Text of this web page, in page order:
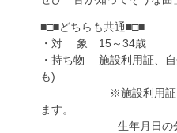
■□■どちらも共通■□■
・対 象 15～34歳
・持ち物 施設利用証、
も)
※施設利用証をお持
ます。
生年月日の分かる